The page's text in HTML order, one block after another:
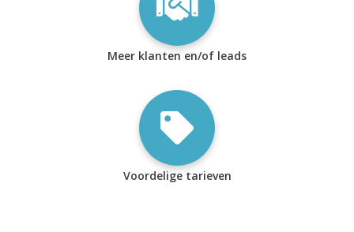
Meer klanten en/of leads
Voordelige tarieven